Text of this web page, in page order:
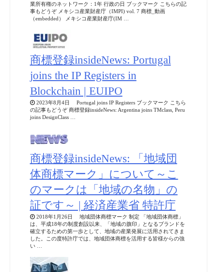
業所有権のネットワーク：1年 行政の日 ブックマーク こちらの記
事もどうぞ メキシコ産業財産庁（IMPI) vol. 7 商標_動画
（embedded） メキシコ産業財産庁(IM …
商標登録insideNews: Portugal
joins the IP Registers in
Blockchain | EUIPO
2023年8月4日 Portugal joins IP Registers ブックマーク こちら
の記事もどうぞ 商標登録insideNews: Argentina joins TMclass, Peru
joins DesignClass …
商標登録insideNews: 「地域団
体商標マーク」について～こ
のマークは「地域の名物」の
証です～ | 経済産業省 特許庁
2018年1月26日 地域団体商標マーク 制定 「地域団体商標」
は、平成18年の制度創設以来、「地域の旗印」となるブランドを
確立するための第一歩として、地域の産業発展に活用されてきま
した。この度特許庁では、地域団体商標を活用する皆様からの強
い …